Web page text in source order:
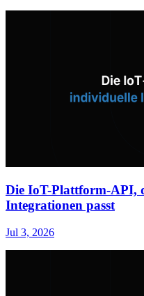
Die IoT-Plattform-API,
Integrationen passt
Jul 3, 2026